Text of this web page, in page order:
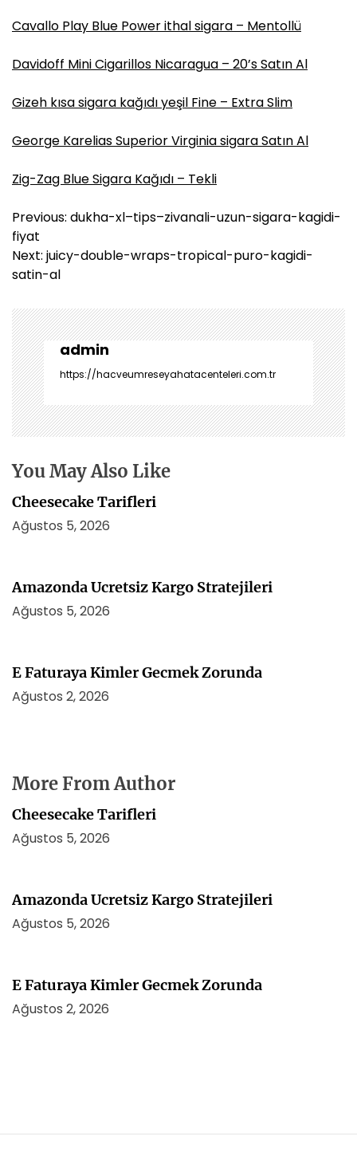
Cavallo Play Blue Power ithal sigara – Mentollü
Davidoff Mini Cigarillos Nicaragua – 20’s Satın Al
Gizeh kısa sigara kağıdı yeşil Fine – Extra Slim
George Karelias Superior Virginia sigara Satın Al
Zig-Zag Blue Sigara Kağıdı – Tekli
Y
a
z
ı
e
z
i
n
m
e
s
Previous: dukha-xl–tips–zivanali-uzun-sigara-kagidi-
fiyat
Next: juicy-double-wraps-tropical-puro-kagidi-
satin-al
admin
https://hacveumreseyahatacenteleri.com.tr
You May Also Like
Cheesecake Tarifleri
Ağustos 5, 2026
Amazonda Ucretsiz Kargo Stratejileri
Ağustos 5, 2026
E Faturaya Kimler Gecmek Zorunda
Ağustos 2, 2026
More From Author
Cheesecake Tarifleri
Ağustos 5, 2026
Amazonda Ucretsiz Kargo Stratejileri
Ağustos 5, 2026
E Faturaya Kimler Gecmek Zorunda
Ağustos 2, 2026